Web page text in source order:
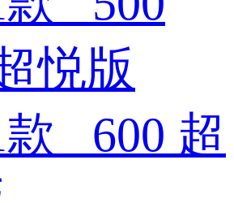
悦版
款 600 超